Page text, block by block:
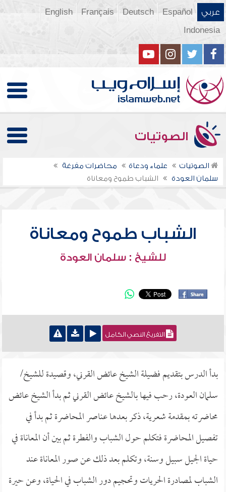
عربي Español
Deutsch
Français
English
Indonesia
الصوتيات
الصوتيات علماء ودعاة
محاضرات مفرغة
سلمان العودة
الشباب طموح ومعاناة
الشباب طموح ومعاناة
للشيخ : سلمان العودة
التفريغ النصي الكامل
بدأ الدرس بتقديم فضيلة الشيخ عائض القرني، وقصيدة للشيخ/
سلمان العودة، رحب فيها بالشيخ عائض القرني ثم بدأ الشيخ عائض
محاضرته بمقدمة شعرية، ذكر بعدها عناصر المحاضرة ثم بدأ في
تفصيل المحاضرة فتكلم حول الشباب والفطرة ثم بين أن المعاناة في
حياة الجيل سبيل وسنة، وتكلم بعد ذلك عن صور المعاناة عند
الشباب لمصادرة الحريات وتحجيم دور الشباب في الحياة، وعن حيرة